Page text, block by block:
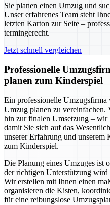
Sie planen einen Umzug und
Unser erfahrenes Team steht
letzten Karton zur Seite –
termingerecht.
Jetzt schnell vergleichen
Professionelle
planen zum Kinderspiel
Ein professionelle
Umzug planen zu vereinfachen.
hin zur finalen Umsetzung – wir
damit Sie sich auf das
unserer Erfahrung und
zum Kinderspiel.
Die Planung eines Umzuges ist
der richtigen Unterstützung
Wir erstellen mit Ihnen einen
organisieren die Kisten,
für eine reibungslose